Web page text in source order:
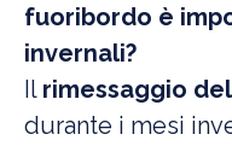
fuoribordo è
invernali?
Il rimessaggio
durante i mesi